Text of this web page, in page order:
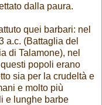
dalla paura.
quei barbari: nel
a.c. (Battaglia del
di Talamone), nel
popoli erano
sia per la crudeltà e
e molto più
e lunghe barbe